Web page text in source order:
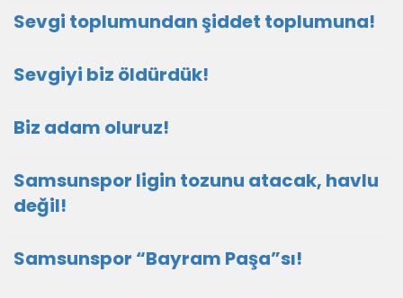
Sevgi toplumundan şiddet toplumuna!
Sevgiyi biz öldürdük!
Biz adam oluruz!
Samsunspor ligin tozunu atacak, havlu
değil!
Samsunspor “Bayram Paşa”sı!